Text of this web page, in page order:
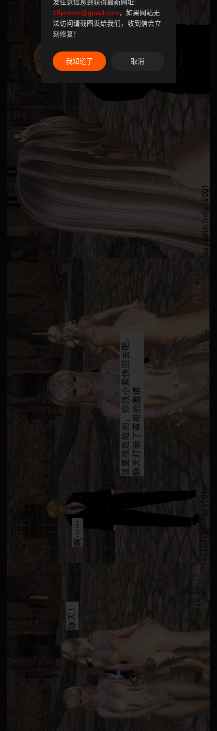
发任意信息到获得最新网址:
18jmcom@gmail.com，如果网站无
法访问请截图发给我们，收到信会立
刻修复！
我知道了 取消